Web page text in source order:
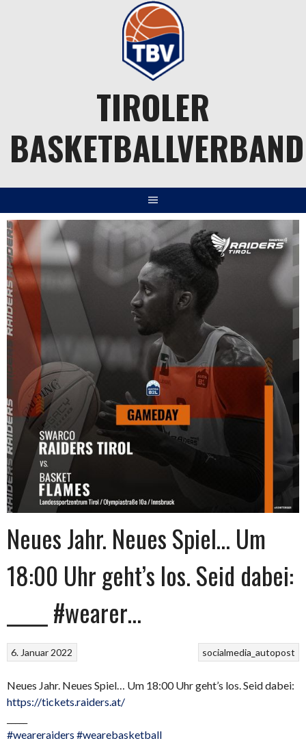
TIROLER
BASKETBALLVERBAND
Neues Jahr. Neues Spiel… Um
18:00 Uhr geht’s los. Seid dabei:
_____ #wearer…
socialmedia_autopost
6. Januar 2022
Neues Jahr. Neues Spiel… Um 18:00 Uhr geht’s los. Seid dabei:
https://tickets.raiders.at/
#weareraiders #wearebasketball